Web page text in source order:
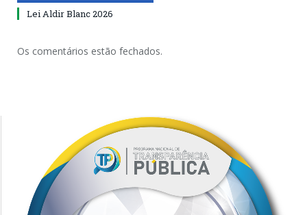
Lei Aldir Blanc 2026
Os comentários estão fechados.